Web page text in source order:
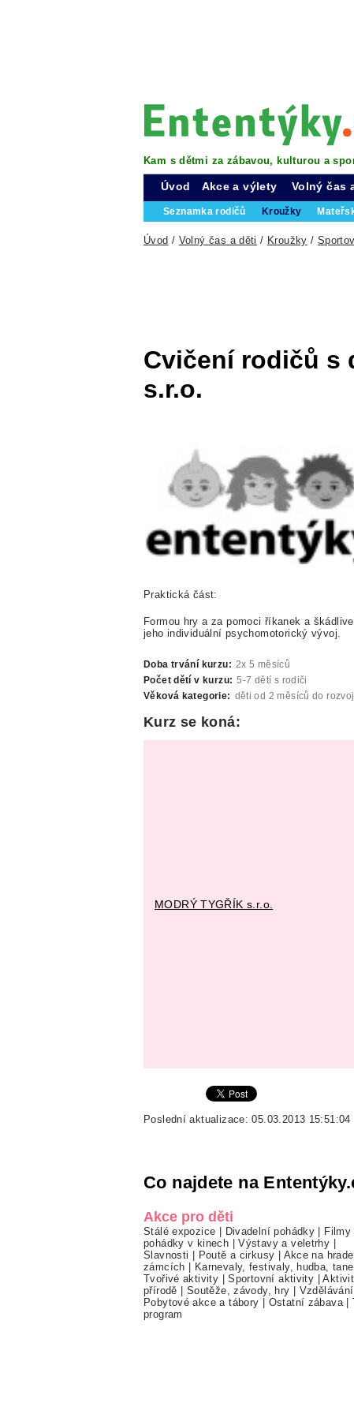
Kam s dětmi za zábavou, kulturou a
Úvod Akce a výlety Volný čas
Seznamka rodičů Kroužky
Úvod / Volný čas a děti / Kroužky /
Cvičení rodičů s
s.r.o.
Praktická část:
Formou hry a za pomoci říkanek a
jeho individuální psychomotorický vývoj.
Doba trvání kurzu: 2x 5 měsíců
Počet dětí v kurzu: 5-7 dětí s rodiči
Věková kategorie: děti od 2 měsíců do
Kurz se koná:
MODRÝ TYGŘÍK s.r.o.
Poslední aktualizace: 05.03.2013 15:51:04
Co najdete na
Akce pro děti
Stálé expozice | Divadelní pohádky | Filmy
pohádky v kinech |Výstavy a veletrhy |
Slavnosti | Poutě a cirkusy | Akce na
zámcích | Karnevaly, festivaly, hudba,
Tvořivé aktivity |Sportovní aktivity |
přírodě | Soutěže, závody, hry | Vzdělávání
Pobytové akce a tábory | Ostatní zábava |
program